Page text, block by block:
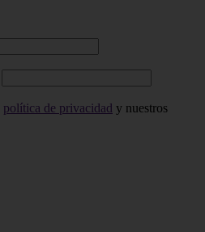
política de privacidad y nuestros